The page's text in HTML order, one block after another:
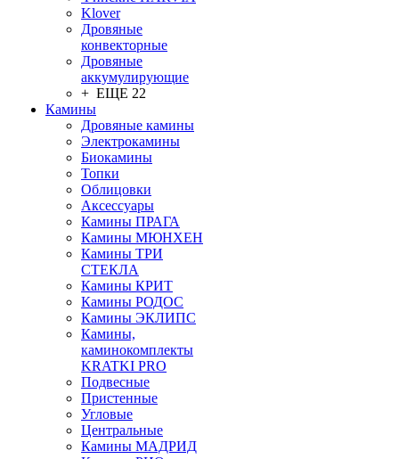
Klover
Дровяные
конвекторные
Дровяные
аккумулирующие
+ ЕЩЕ 22
Камины
Дровяные камины
Электрокамины
Биокамины
Топки
Облицовки
Аксессуары
Камины ПРАГА
Камины МЮНХЕН
Камины ТРИ
СТЕКЛА
Камины КРИТ
Камины РОДОС
Камины ЭКЛИПС
Камины,
каминокомплекты
KRATKI PRO
Подвесные
Пристенные
Угловые
Центральные
Камины МАДРИД